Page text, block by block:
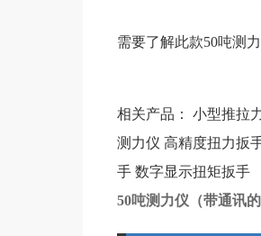
需要了解此款50吨测
相关产品： 小型推拉
测力仪 高精度扭力扳
手 数字显示扭矩扳手
50吨测力仪（带通讯